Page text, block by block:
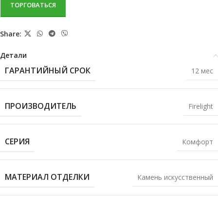
ТОРГОВАТЬСЯ
Share:
Детали
ГАРАНТИЙНЫЙ СРОК 12 мес
ПРОИЗВОДИТЕЛЬ Firelight
СЕРИЯ Комфорт
МАТЕРИАЛ ОТДЕЛКИ Камень искусственный